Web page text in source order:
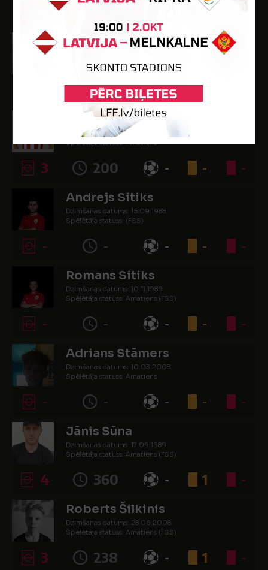
-
Niklāvs Romanovskis
Spēlētāja statuss: Amatieris (FSS)
73 1 -
Oskars Saliņš
Dzimšanas datums: 06.07.1987.
Spēlētāja statuss: Amatieris
3 200 - - -
Andrejs Sitiks
Dzimšanas datums: 15.09.1988.
Spēlētāja statuss: (FSS)
- - - - -
Romans Sitiks
Dzimšanas datums: 10.11.1989.
Spēlētāja statuss: Amatieris (FSS)
- - - - -
Adrians Stāmers
Dzimšanas datums: 10.03.2008.
Spēlētāja statuss: Amatieris
- - - - -
Jānis Sūna
Dzimšanas datums: 17.09.1989.
Spēlētāja statuss: Amatieris (FSS)
4 360 - 1 -
Roberts Šilkinis
Dzimšanas datums: 28.06.2008.
Spēlētāja statuss: Amatieris (FSS)
3 238 - 1 -